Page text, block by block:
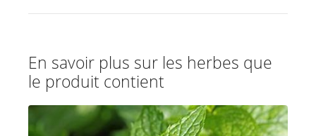
En savoir plus sur les herbes que
le produit contient